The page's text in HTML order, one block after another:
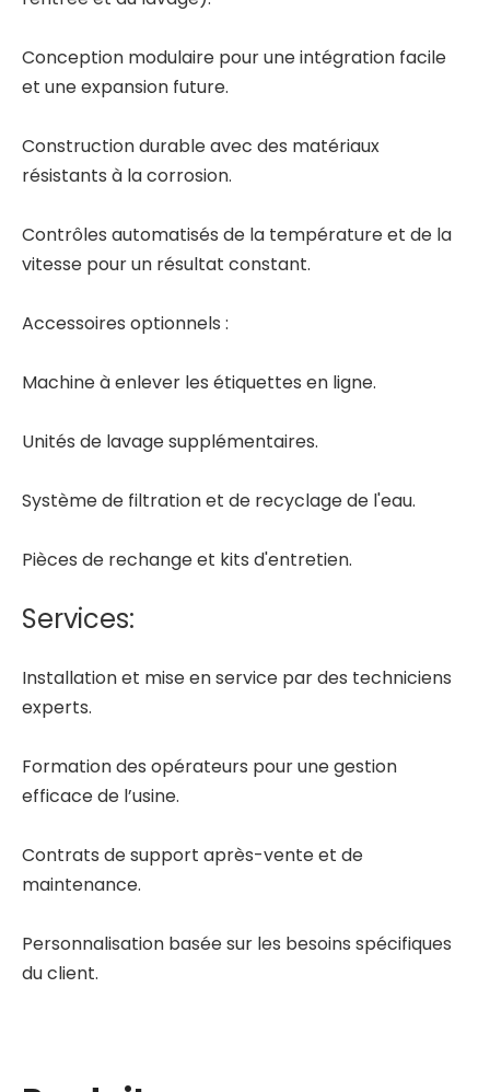
Conception modulaire pour une intégration facile
et une expansion future.
Construction durable avec des matériaux
résistants à la corrosion.
Contrôles automatisés de la température et de la
vitesse pour un résultat constant.
Accessoires optionnels :
Machine à enlever les étiquettes en ligne.
Unités de lavage supplémentaires.
Système de filtration et de recyclage de l'eau.
Pièces de rechange et kits d'entretien.
Services:
Installation et mise en service par des techniciens
experts.
Formation des opérateurs pour une gestion
efficace de l’usine.
Contrats de support après-vente et de
maintenance.
Personnalisation basée sur les besoins spécifiques
du client.